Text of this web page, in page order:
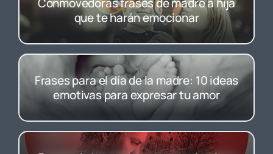
Conmovedoras frases de madre a hija
que te harán emocionar
Frases para el día de la madre: 10 ideas
emotivas para expresar tu amor